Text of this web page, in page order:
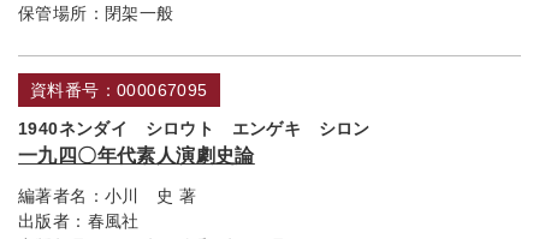
保管場所： 閉架一般
資料番号：000067095
1940ネンダイ シロウト エンゲキ シロン
一九四〇年代素人演劇史論
編著者名： 小川 史 著
出版者： 春風社